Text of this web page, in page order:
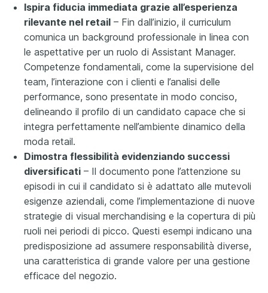
Ispira fiducia immediata grazie all’esperienza
rilevante nel retail – Fin dall’inizio, il curriculum
comunica un background professionale in linea con
le aspettative per un ruolo di Assistant Manager.
Competenze fondamentali, come la supervisione del
team, l’interazione con i clienti e l’analisi delle
performance, sono presentate in modo conciso,
delineando il profilo di un candidato capace che si
integra perfettamente nell’ambiente dinamico della
moda retail.
Dimostra flessibilità evidenziando successi
diversificati – Il documento pone l’attenzione su
episodi in cui il candidato si è adattato alle mutevoli
esigenze aziendali, come l’implementazione di nuove
strategie di visual merchandising e la copertura di più
ruoli nei periodi di picco. Questi esempi indicano una
predisposizione ad assumere responsabilità diverse,
una caratteristica di grande valore per una gestione
efficace del negozio.